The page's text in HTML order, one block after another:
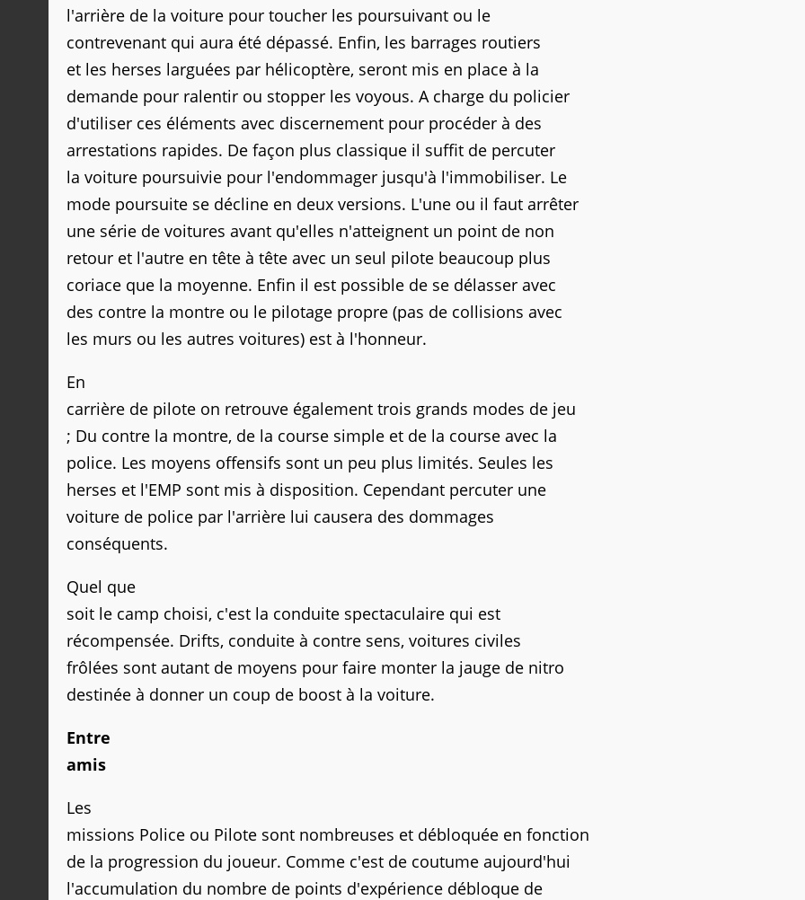
l'arrière de la voiture pour toucher les poursuivant ou le
contrevenant qui aura été dépassé. Enfin, les barrages routiers
et les herses larguées par hélicoptère, seront mis en place à la
demande pour ralentir ou stopper les voyous. A charge du policier
d'utiliser ces éléments avec discernement pour procéder à des
arrestations rapides. De façon plus classique il suffit de percuter
la voiture poursuivie pour l'endommager jusqu'à l'immobiliser. Le
mode poursuite se décline en deux versions. L'une ou il faut arrêter
une série de voitures avant qu'elles n'atteignent un point de non
retour et l'autre en tête à tête avec un seul pilote beaucoup plus
coriace que la moyenne. Enfin il est possible de se délasser avec
des contre la montre ou le pilotage propre (pas de collisions avec
les murs ou les autres voitures) est à l'honneur.
En
carrière de pilote on retrouve également trois grands modes de jeu
; Du contre la montre, de la course simple et de la course avec la
police. Les moyens offensifs sont un peu plus limités. Seules les
herses et l'EMP sont mis à disposition. Cependant percuter une
voiture de police par l'arrière lui causera des dommages
conséquents.
Quel que
soit le camp choisi, c'est la conduite spectaculaire qui est
récompensée. Drifts, conduite à contre sens, voitures civiles
frôlées sont autant de moyens pour faire monter la jauge de nitro
destinée à donner un coup de boost à la voiture.
Entre
amis
Les
missions Police ou Pilote sont nombreuses et débloquée en fonction
de la progression du joueur. Comme c'est de coutume aujourd'hui
l'accumulation du nombre de points d'expérience débloque de